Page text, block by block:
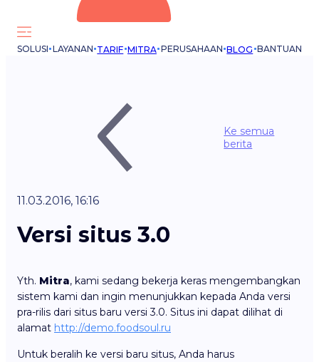
SOLUSI LAYANAN TARIF MITRA PERUSAHAAN BLOG BANTUAN
Ke semua
berita
11.03.2016, 16:16
Versi situs 3.0
Yth. Mitra, kami sedang bekerja keras mengembangkan
sistem kami dan ingin menunjukkan kepada Anda versi
pra-rilis dari situs baru versi 3.0. Situs ini dapat dilihat di
alamat http://demo.foodsoul.ru
Untuk beralih ke versi baru situs, Anda harus